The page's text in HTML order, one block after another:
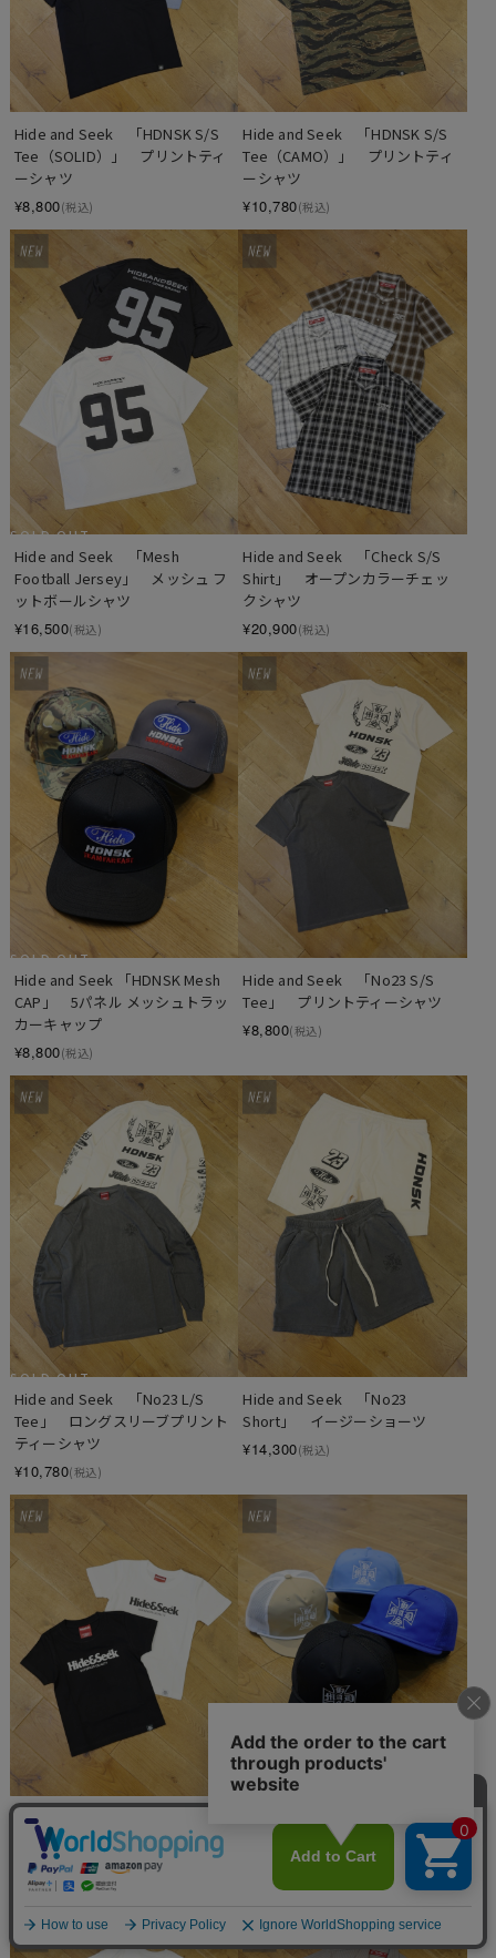
Hide and Seek　「HDNSK S/S
Tee（SOLID）」　プリントティ
ーシャツ
¥8,800(税込)
Hide and Seek　「HDNSK S/S
Tee（CAMO）」　プリントティ
ーシャツ
¥10,780(税込)
SOLD OUT
Hide and Seek　「Mesh
Football Jersey」　メッシュ フ
ットボールシャツ
¥16,500(税込)
Hide and Seek　「Check S/S
Shirt」　オープンカラーチェッ
クシャツ
¥20,900(税込)
SOLD OUT
Hide and Seek 「HDNSK Mesh
CAP」　5パネル メッシュトラッ
カーキャップ
¥8,800(税込)
Hide and Seek　「No23 S/S
Tee」　プリントティーシャツ
¥8,800(税込)
SOLD OUT
Hide and Seek　「No23 L/S
Tee」　ロングスリーブプリント
ティーシャツ
¥10,780(税込)
Hide and Seek　「No23
Short」　イージーショーツ
¥14,300(税込)
Hide and Seek　「Logo Kids
S/S Tee」　キッズティーシャツ
¥4,950(税込)
SOLD OUT
Hide and Seek 「MAD Mesh
CAP」　5パネル メッシュトラッ
カーキャップ
¥8,800(税込)